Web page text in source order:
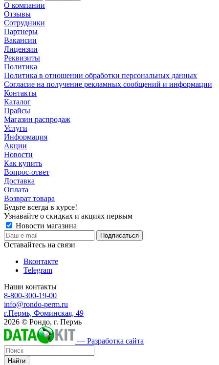
О компании
Отзывы
Сотрудники
Партнеры
Вакансии
Лицензии
Реквизиты
Политика
Политика в отношении обработки персональных данных
Согласие на получение рекламных сообщений и информации
Контакты
Каталог
Прайсы
Магазин распродаж
Услуги
Информация
Акции
Новости
Как купить
Вопрос-ответ
Доставка
Оплата
Возврат товара
Будьте всегда в курсе!
Узнавайте о скидках и акциях первым
Новости магазина
Оставайтесь на связи
Вконтакте
Telegram
Наши контакты
8-800-300-19-00
info@rondo-perm.ru
г.Пермь, Фоминская, 49
2026 © Рондо, г. Пермь
— Разработка сайта
Найти